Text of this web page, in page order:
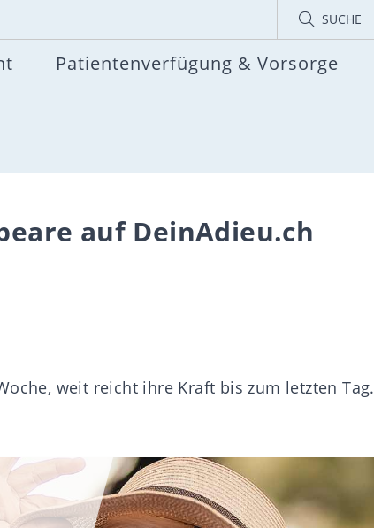
SUCHE
Patientenverfügung & Vorsorge
auf DeinAdieu.ch
weit reicht ihre Kraft bis zum letzten Tag.